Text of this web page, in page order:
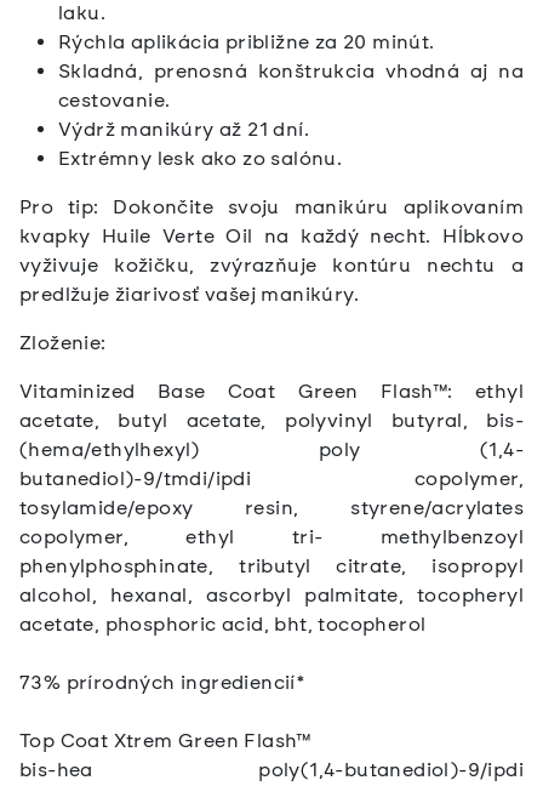
laku.
Rýchla aplikácia približne za 20 minút.
Skladná, prenosná konštrukcia vhodná aj na
cestovanie.
Výdrž manikúry až 21 dní.
Extrémny lesk ako zo salónu.
Pro tip: Dokončite svoju manikúru aplikovaním
kvapky Huile Verte Oil na každý necht. Hĺbkovo
vyživuje kožičku, zvýrazňuje kontúru nechtu a
predlžuje žiarivosť vašej manikúry.
Zloženie:
Vitaminized Base Coat Green Flash™: ethyl
acetate, butyl acetate, polyvinyl butyral, bis-
(hema/ethylhexyl) poly (1,4-
butanediol)-9/tmdi/ipdi copolymer,
tosylamide/epoxy resin, styrene/acrylates
copolymer, ethyl tri- methylbenzoyl
phenylphosphinate, tributyl citrate, isopropyl
alcohol, hexanal, ascorbyl palmitate, tocopheryl
acetate, phosphoric acid, bht, tocopherol
73% prírodných ingrediencií*
Top Coat Xtrem Green Flash™
bis-hea poly(1,4-butanediol)-9/ipdi